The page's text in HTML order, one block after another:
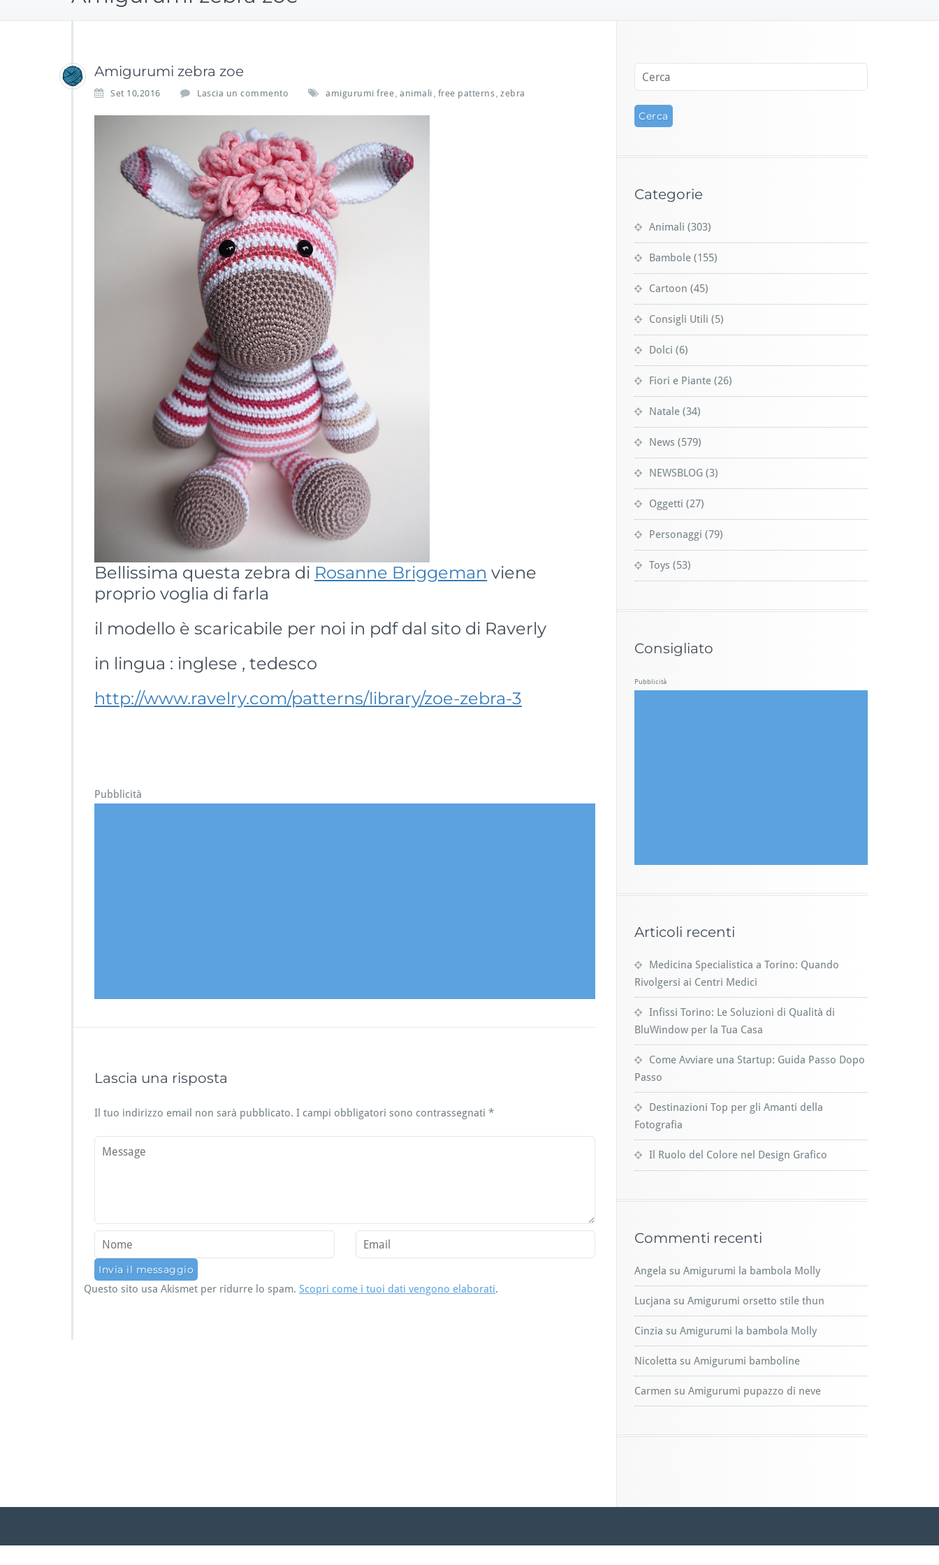
Amigurumi zebra zoe
Set 10,2016 Lascia un commento amigurumi free animali free patterns zebra
Bellissima questa zebra di Rosanne Briggeman viene
proprio voglia di farla
il modello è scaricabile per noi in pdf dal sito di Raverly
in lingua : inglese , tedesco
http://www.ravelry.com/patterns/library/zoe-zebra-3
Pubblicità
Lascia una risposta
Il tuo indirizzo email non sarà pubblicato. I campi obbligatori sono contrassegnati *
Questo sito usa Akismet per ridurre lo spam. Scopri come i tuoi dati vengono elaborati.
Categorie
Animali (303)
Bambole (155)
Cartoon (45)
Consigli Utili (5)
Dolci (6)
Fiori e Piante (26)
Natale (34)
News (579)
NEWSBLOG (3)
Oggetti (27)
Personaggi (79)
Toys (53)
Consigliato
Pubblicità
Articoli recenti
Medicina Specialistica a Torino: Quando
Rivolgersi ai Centri Medici
Infissi Torino: Le Soluzioni di Qualità di
BluWindow per la Tua Casa
Come Avviare una Startup: Guida Passo Dopo
Passo
Destinazioni Top per gli Amanti della
Fotografia
Il Ruolo del Colore nel Design Grafico
Commenti recenti
Angela su Amigurumi la bambola Molly
Lucjana su Amigurumi orsetto stile thun
Cinzia su Amigurumi la bambola Molly
Nicoletta su Amigurumi bamboline
Carmen su Amigurumi pupazzo di neve